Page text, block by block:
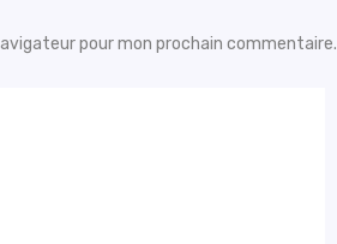
pour mon prochain commentaire.